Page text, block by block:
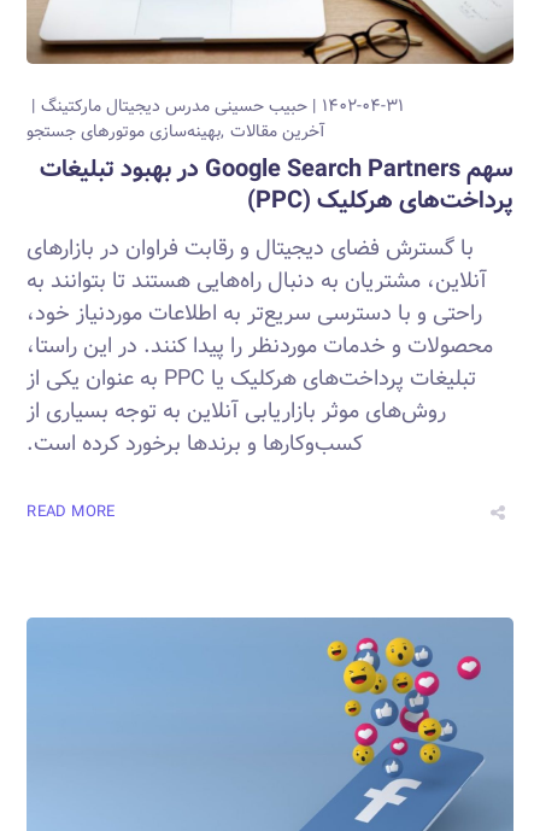
۱۴۰۲-۰۴-۳۱ حبیب حسینیمدرس دیجیتال مارکتینگ
آخرین مقالات بهینه‌سازی موتورهای جستجو
سهم Google Search Partners در بهبود تبلیغات
پرداخت‌های هرکلیک (PPC)
با گسترش فضای دیجیتال و رقابت فراوان در بازارهای
آنلاین، مشتریان به دنبال راه‌هایی هستند تا بتوانند به
راحتی و با دسترسی سریع‌تر به اطلاعات موردنیاز خود،
محصولات و خدمات موردنظر را پیدا کنند. در این راستا،
تبلیغات پرداخت‌های هرکلیک یا PPC به عنوان یکی از
روش‌های موثر بازاریابی آنلاین به توجه بسیاری از
کسب‌وکارها و برندها برخورد کرده است.
READ MORE